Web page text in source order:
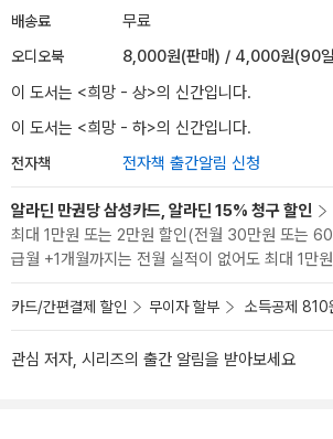
배송료 무료
오디오북 8,000원(판매) / 4,000원(90
이 도서는 <희망 - 상>의 신간입니다.
이 도서는 <희망 - 하>의 신간입니다.
전자책 전자책 출간알림 신청
알라딘 만권당 삼성카드, 알라딘 15% 청구 할인
최대 1만원 또는 2만원 할인(전월 30만원 또는
급월 +1개월까지는 전월 실적이 없어도 최대 1만
카드/간편결제 할인 무이자 할부 소득공제 810
관심 저자, 시리즈의 출간 알림을 받아보세요